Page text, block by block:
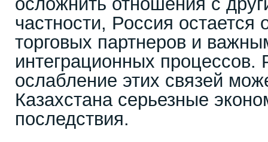
частности, Россия
торговых партнеров и
интеграционных процессов.
ослабление этих связей
Казахстана серьезные
последствия.